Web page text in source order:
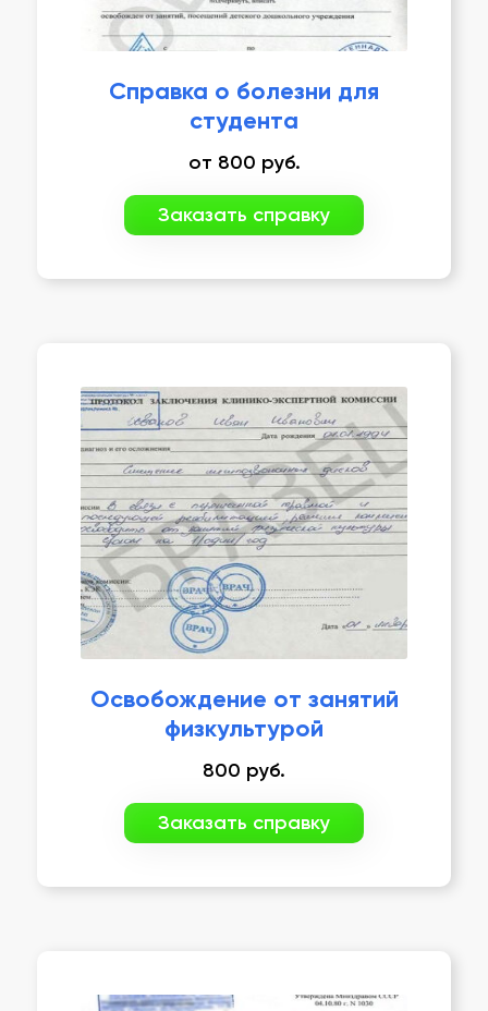
Справка о болезни для
студента
от 800 руб.
Заказать справку
Освобождение от занятий
физкультурой
800 руб.
Заказать справку